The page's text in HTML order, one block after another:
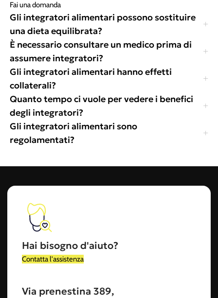
Fai una domanda
Gli integratori alimentari possono sostituire
una dieta equilibrata?
È necessario consultare un medico prima di
assumere integratori?
Gli integratori alimentari hanno effetti
collaterali?
Quanto tempo ci vuole per vedere i benefici
degli integratori?
Gli integratori alimentari sono
regolamentati?
Hai bisogno d'aiuto?
Contatta l'assistenza
Via prenestina 389,